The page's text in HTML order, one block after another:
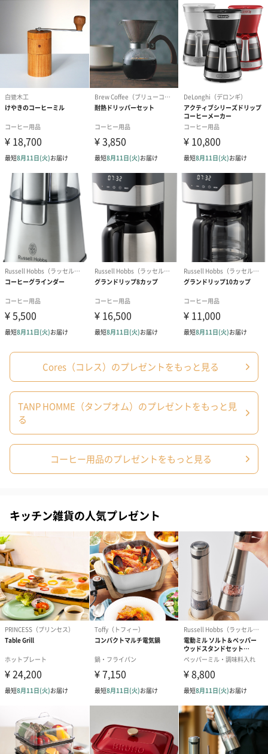
RED：色のイメージはコーヒーチェリー。
WHITE：色のイメージはコーヒーフラワー。
＜パッケージについて＞
黒を基調としたパッケージ。バリスタがゴールドフィルターの良
さにについて語ったコメントが記載。
上質なコーヒータイムを演出
コーヒー好きの方にはもちろん、安らぎのひと時を充実させたい
と考えている方にもぴったりの商品となっています。
ご家族やご友人の大切な日に、ささやかな喜びを届けてみません
か？
タンプオリジナルの特別な木箱パッケージ
HOMME特製のパッケージでお届け致します。
贈る「驚き」・受け取る「喜び」・開ける「楽しみ」をしっかり
押さえた、特別仕様です。
カッコ良い大人に似合うコーヒーギフトセットなら、
汎用性の高いギフトでどなたでも喜ぶこと間違いなしです。
商品詳細情報
プゴールドフ
ィルター
原材料 純金メッキ（ステンレス）、ポリプロピレン
サイズ（外箱） 105㎜×105㎜×55㎜
重量 70g
お届けセット内容 ・本体
・取扱説明書
原産国 中国
キキマグ
成分/原材料 材質：磁器
幅/奥行/高さ 幅：110ｍｍ
高さ：90mm
外装の形状 四角い紙箱
重さ/内容量 330g
お届け内容・セット 本体、取扱説明書
外箱サイズ
245mm/245mm/245mm
Cores（コレス）のプレゼントをもっと見る
TANP HOMME（タンプオム）のプレゼントをもっと見
る
コーヒー用品のプレゼントをもっと見る
キッチン雑貨の人気プレゼント